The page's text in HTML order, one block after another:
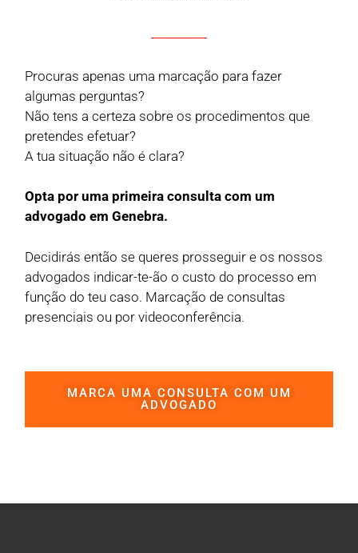
Procuras apenas uma marcação para fazer
algumas perguntas?
Não tens a certeza sobre os procedimentos que
pretendes efetuar?
A tua situação não é clara?
Opta por uma primeira consulta com um
advogado em Genebra.
Decidirás então se queres prosseguir e os nossos
advogados indicar-te-ão o custo do processo em
função do teu caso. Marcação de consultas
presenciais ou por videoconferência.
MARCA UMA CONSULTA COM UM
ADVOGADO